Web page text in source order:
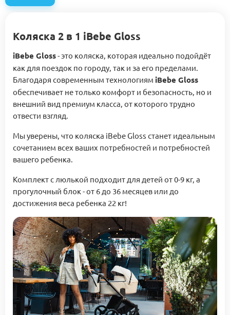
Коляска 2 в 1 iBebe Gloss
iBebe Gloss- это коляска, которая идеально подойдёт
как для поездок по городу, так и за его пределами.
Благодаря современным технологиям iBebe Gloss
обеспечивает не только комфорт и безопасность, но и
внешний вид премиум класса, от которого трудно
отвести взгляд.
Мы уверены, что коляска iBebe Gloss станет идеальным
сочетанием всех ваших потребностей и потребностей
вашего ребенка.
Комплект с люлькой подходит для детей от 0-9 кг, а
прогулочный блок - от 6 до 36 месяцев или до
достижения веса ребенка 22 кг!